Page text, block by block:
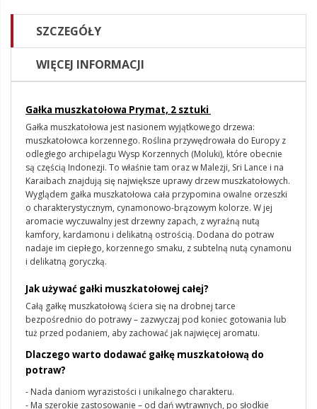
SZCZEGÓŁY
WIĘCEJ INFORMACJI
Gałka muszkatołowa Prymat, 2 sztuki
Gałka muszkatołowa jest nasionem wyjątkowego drzewa:
muszkatołowca korzennego. Roślina przywędrowała do Europy z
odległego archipelagu Wysp Korzennych (Moluki), które obecnie
są częścią Indonezji. To właśnie tam oraz w Malezji, Sri Lance i na
Karaibach znajdują się największe uprawy drzew muszkatołowych.
Wyglądem gałka muszkatołowa cała przypomina owalne orzeszki
o charakterystycznym, cynamonowo-brązowym kolorze. W jej
aromacie wyczuwalny jest drzewny zapach, z wyraźną nutą
kamfory, kardamonu i delikatną ostrością. Dodana do potraw
nadaje im ciepłego, korzennego smaku, z subtelną nutą cynamonu
i delikatną goryczką.
Jak używać gałki muszkatołowej całej?
Całą gałkę muszkatołową ściera się na drobnej tarce
bezpośrednio do potrawy – zazwyczaj pod koniec gotowania lub
tuż przed podaniem, aby zachować jak najwięcej aromatu.
Dlaczego warto dodawać gałkę muszkatołową do
potraw?
- Nada daniom wyrazistości i unikalnego charakteru.
- Ma szerokie zastosowanie – od dań wytrawnych, po słodkie